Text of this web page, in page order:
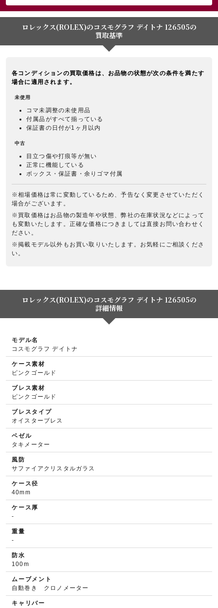
ロレックス(ROLEX)のコスモグラフ デイトナ 126505の
買取基準
各コンディションの買取価格は、お品物の状態が次の条件を満たす
場合に適用されます。
未使用
コマ未調整の未使用品
付属品がすべて揃っている
保証書の日付が1ヶ月以内
中古
目立つ傷や打痕等が無い
正常に機能している
ボックス・保証書・余りゴマ付属
※相場価格は常に変動しているため、予告なく変更させていただく
場合がございます。
※買取価格はお品物の製造年や状態、弊社の在庫状況などによって
も変動いたします。正確な価格につきましては直接お問い合わせく
ださい。
※掲載モデル以外もお買い取りいたします。お気軽にご相談くださ
い。
ロレックス(ROLEX)のコスモグラフ デイトナ 126505の
詳細情報
モデル名
コスモグラフ デイトナ
ケース素材
ピンクゴールド
ブレス素材
ピンクゴールド
ブレスタイプ
オイスターブレス
ベゼル
タキメーター
風防
サファイアクリスタルガラス
ケース径
40mm
ケース厚
-
重量
-
防水
100m
ムーブメント
自動巻き クロノメーター
キャリバー